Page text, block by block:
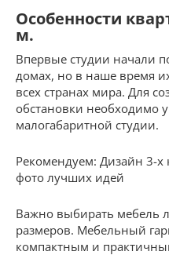
Особенности
м.
Впервые студии начали
домах, но в наше время
всех странах мира. Для
обстановки необходимо
малогабаритной студии.
Рекомендуем: Дизайн 3-
фото лучших идей
Важно выбирать мебель
размеров. Мебельный
компактным и